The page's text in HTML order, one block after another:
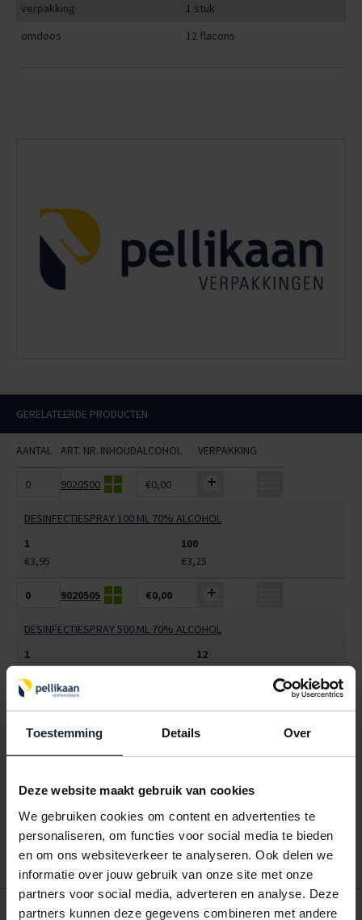
Toestemming Details Over
Deze website maakt gebruik van cookies
We gebruiken cookies om content en advertenties te
personaliseren, om functies voor social media te bieden
en om ons websiteverkeer te analyseren. Ook delen we
informatie over jouw gebruik van onze site met onze
partners voor social media, adverteren en analyse. Deze
partners kunnen deze gegevens combineren met andere
verpakking
1 stuk
omdoos
12 flacons
GERELATEERDE PRODUCTEN
AANTAL ART. NR. INHOUDALCOHOL VERPAKKING
9020500 €0,00
DESINFECTIESPRAY 100 ML 70% ALCOHOL
1
100
€3,95
€3,25
9020505 €0,00
DESINFECTIESPRAY 500 ML 70% ALCOHOL
1
12
Wanneer u bent ingelogd, kunt u een eigen bestellijst maken.
te bestellen. Uw bestel- en offertelijsten kunt u terugvinden in uw
account. Dat pakt altijd goed uit voor uw administratie!